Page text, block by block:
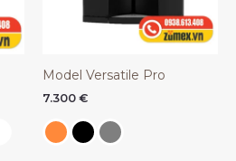
Model Versatile Pro
7.300 €